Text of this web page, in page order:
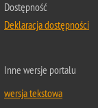
Dostępność
Deklaracja dostępności
Inne wersje portalu
wersja tekstowa